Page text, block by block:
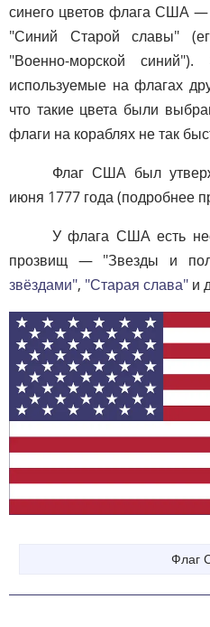
синего цветов флага США
"Синий Старой славы"
"Военно-морской
используемые на флагах
что такие цвета были
флаги на кораблях не так
Флаг США был
июня 1777 года (подробнее
У флага США есть
прозвищ — "Звезды и
звёздами", "Старая слава" и
Флаг